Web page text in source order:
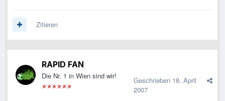
Zitieren
RAPID FAN
Die Nr. 1 in Wien sind wir! Geschrieben 18. April
2007